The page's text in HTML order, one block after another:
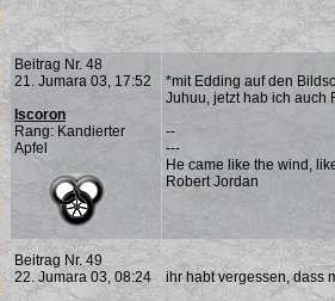
Beitrag Nr. 48
21. Jumara 03, 17:52
Iscoron
Rang: Kandierter
Apfel
*mit Edding auf den
Juhuu, jetzt hab ich auch
--
---
He came like the wind,
Robert Jordan
Beitrag Nr. 49
22. Jumara 03, 08:24
ihr habt vergessen, dass